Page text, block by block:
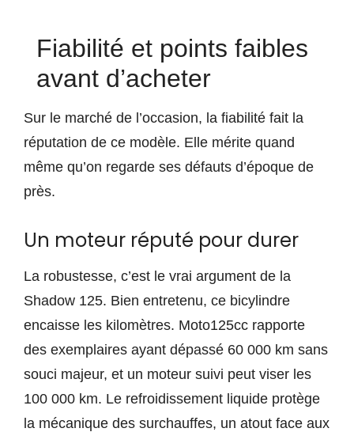
Fiabilité et points faibles
avant d’acheter
Sur le marché de l’occasion, la fiabilité fait la
réputation de ce modèle. Elle mérite quand
même qu’on regarde ses défauts d’époque de
près.
Un moteur réputé pour durer
La robustesse, c’est le vrai argument de la
Shadow 125. Bien entretenu, ce bicylindre
encaisse les kilomètres. Moto125cc rapporte
des exemplaires ayant dépassé 60 000 km sans
souci majeur, et un moteur suivi peut viser les
100 000 km. Le refroidissement liquide protège
la mécanique des surchauffes, un atout face aux